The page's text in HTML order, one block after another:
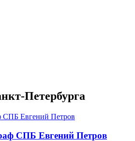
Петербурга
СПБ Евгений Петров